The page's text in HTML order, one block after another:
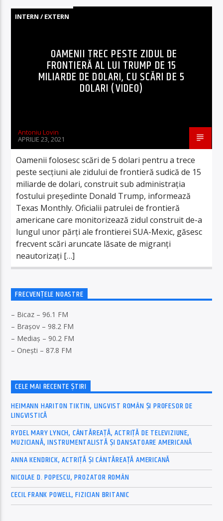
INTERN / EXTERN
OAMENII TREC PESTE ZIDUL DE
FRONTIERĂ AL LUI TRUMP DE 15
MILIARDE DE DOLARI, CU SCĂRI DE 5
DOLARI (VIDEO)
Antoniu Lovin
APRILIE 23, 2021
Oamenii folosesc scări de 5 dolari pentru a trece
peste secțiuni ale zidului de frontieră sudică de 15
miliarde de dolari, construit sub administrația
fostului președinte Donald Trump, informează
Texas Monthly. Oficialii patrulei de frontieră
americane care monitorizează zidul construit de-a
lungul unor părți ale frontierei SUA-Mexic, găsesc
frecvent scări aruncate lăsate de migranți
neautorizați […]
FRECVENȚELE NOASTRE
– Bicaz – 96.1 FM
– Brașov – 98.2 FM
– Mediaș – 90.2 FM
– Onești – 87.8 FM
CELE MAI RECENTE ȘTIRI
HEIMANN HARITON TIKTIN, LINGVIST ROMÂN ȘI PROFESOR DE
LINGVISTICĂ
RYDEL MARY LYNCH, CÂNTĂREAȚĂ, ACTRIȚĂ DE TELEVIZIUNE,
MUZICIANĂ, INSTRUMENTALISTĂ ȘI DANSATOARE AMERICANĂ
ANNA KENDRICK, ACTRIȚĂ ȘI CÂNTĂREAȚĂ AMERICANĂ
NICOLAE D. POPESCU, PROZATOR ROMÂN
CECIL FRANK POWELL, FIZICIAN BRITANIC